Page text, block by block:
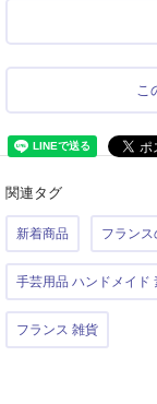
こ
関連タグ
新着商品 フラン
手芸用品 ハンドメイド
フランス 雑貨